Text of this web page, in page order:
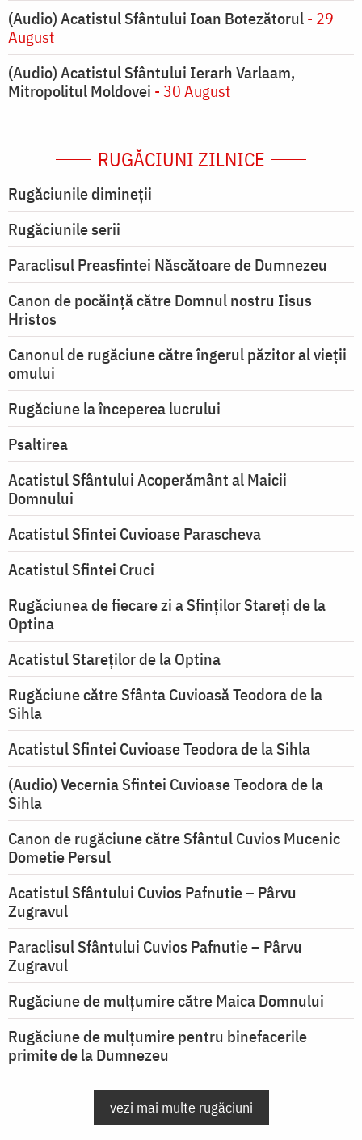
(Audio) Acatistul Sfântului Ioan Botezătorul- 29
August
(Audio) Acatistul Sfântului Ierarh Varlaam,
Mitropolitul Moldovei - 30 August
RUGĂCIUNI ZILNICE
Rugăciunile dimineții
Rugăciunile serii
Paraclisul Preasfintei Născătoare de Dumnezeu
Canon de pocăință către Domnul nostru Iisus
Hristos
Canonul de rugăciune către îngerul păzitor al vieții
omului
Rugăciune la începerea lucrului
Psaltirea
Acatistul Sfântului Acoperământ al Maicii
Domnului
Acatistul Sfintei Cuvioase Parascheva
Acatistul Sfintei Cruci
Rugăciunea de fiecare zi a Sfinților Stareți de la
Optina
Acatistul Stareţilor de la Optina
Rugăciune către Sfânta Cuvioasă Teodora de la
Sihla
Acatistul Sfintei Cuvioase Teodora de la Sihla
(Audio) Vecernia Sfintei Cuvioase Teodora de la
Sihla
Canon de rugăciune către Sfântul Cuvios Mucenic
Dometie Persul
Acatistul Sfântului Cuvios Pafnutie – Pârvu
Zugravul
Paraclisul Sfântului Cuvios Pafnutie – Pârvu
Zugravul
Rugăciune de mulţumire către Maica Domnului
Rugăciune de mulțumire pentru binefacerile
primite de la Dumnezeu
vezi mai multe rugăciuni